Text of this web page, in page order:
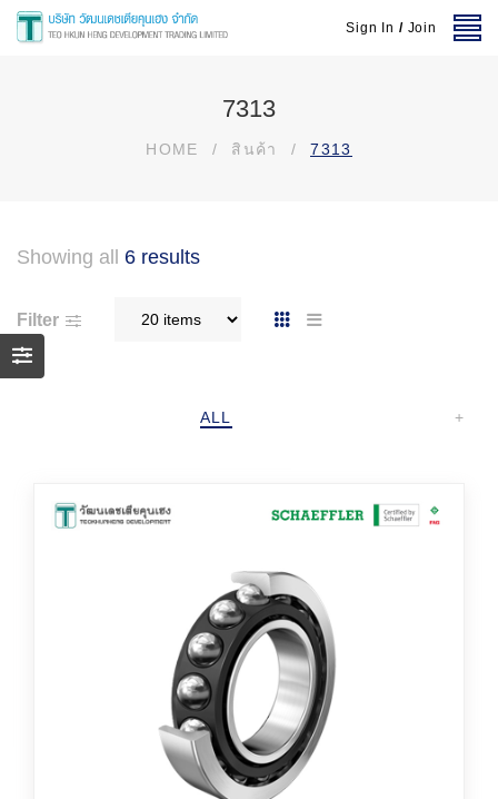
Sign In / Join
7313
HOME / สินค้า / 7313
Showing all 6 results
Filter
ALL +